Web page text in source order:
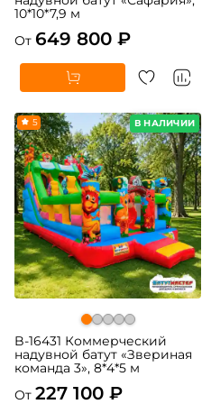
10*10*7,9 м
От 649 800 ₽
В НАЛИЧИИ
5
B-16431 Коммерческий
надувной батут «Звериная
команда 3», 8*4*5 м
От 227 100 ₽